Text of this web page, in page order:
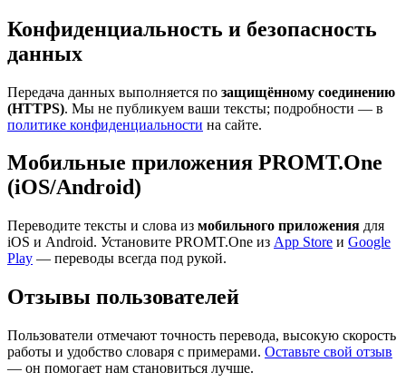
Конфиденциальность и безопасность
данных
Передача данных выполняется по защищённому соединению
(HTTPS). Мы не публикуем ваши тексты; подробности — в
политике конфиденциальности на сайте.
Мобильные приложения PROMT.One
(iOS/Android)
Переводите тексты и слова из мобильного приложения для
iOS и Android. Установите PROMT.One из App Store и Google
Play — переводы всегда под рукой.
Отзывы пользователей
Пользователи отмечают точность перевода, высокую скорость
работы и удобство словаря с примерами. Оставьте свой отзыв
— он помогает нам становиться лучше.